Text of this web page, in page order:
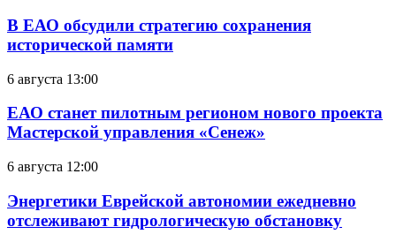
В ЕАО обсудили стратегию сохранения
исторической памяти
6 августа 13:00
ЕАО станет пилотным регионом нового проекта
Мастерской управления «Сенеж»
6 августа 12:00
Энергетики Еврейской автономии ежедневно
отслеживают гидрологическую обстановку